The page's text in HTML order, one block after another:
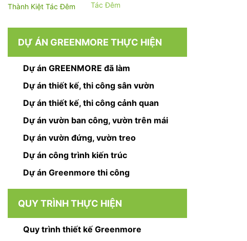
Tác Đêm
DỰ ÁN GREENMORE THỰC HIỆN
Dự án GREENMORE đã làm
Dự án thiết kế, thi công sân vườn
Dự án thiết kế, thi công cảnh quan
Dự án vườn ban công, vườn trên mái
Dự án vườn đứng, vườn treo
Dự án công trình kiến trúc
Dự án Greenmore thi công
QUY TRÌNH THỰC HIỆN
Quy trình thiết kế Greenmore